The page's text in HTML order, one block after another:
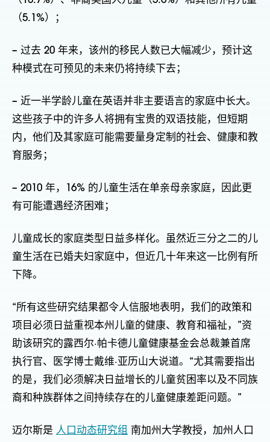
（5.1%）；
– 过去 20 年来，该州的移民人数已大幅减少，预计这
种模式在可预见的未来仍将持续下去；
– 近一半学龄儿童在英语并非主要语言的家庭中长大。
这些孩子中的许多人将拥有宝贵的双语技能，但短期
内，他们及其家庭可能需要量身定制的社会、健康和教
育服务；
– 2010 年，16% 的儿童生活在单亲母亲家庭，因此更
有可能遭遇经济困难；
儿童成长的家庭类型日益多样化。虽然近三分之二的儿
童生活在已婚夫妇家庭中，但近几十年来这一比例有所
下降。
“所有这些研究结果都令人信服地表明，我们的政策和
项目必须日益重视本州儿童的健康、教育和福祉，”资
助该研究的露西尔·帕卡德儿童健康基金会总裁兼首席
执行官、医学博士戴维·亚历山大说道。“尤其需要指出
的是，我们必须解决日益增长的儿童贫困率以及不同族
裔和种族群体之间持续存在的儿童健康差距问题。”
迈尔斯是 人口动态研究组 南加州大学教授，加州人口